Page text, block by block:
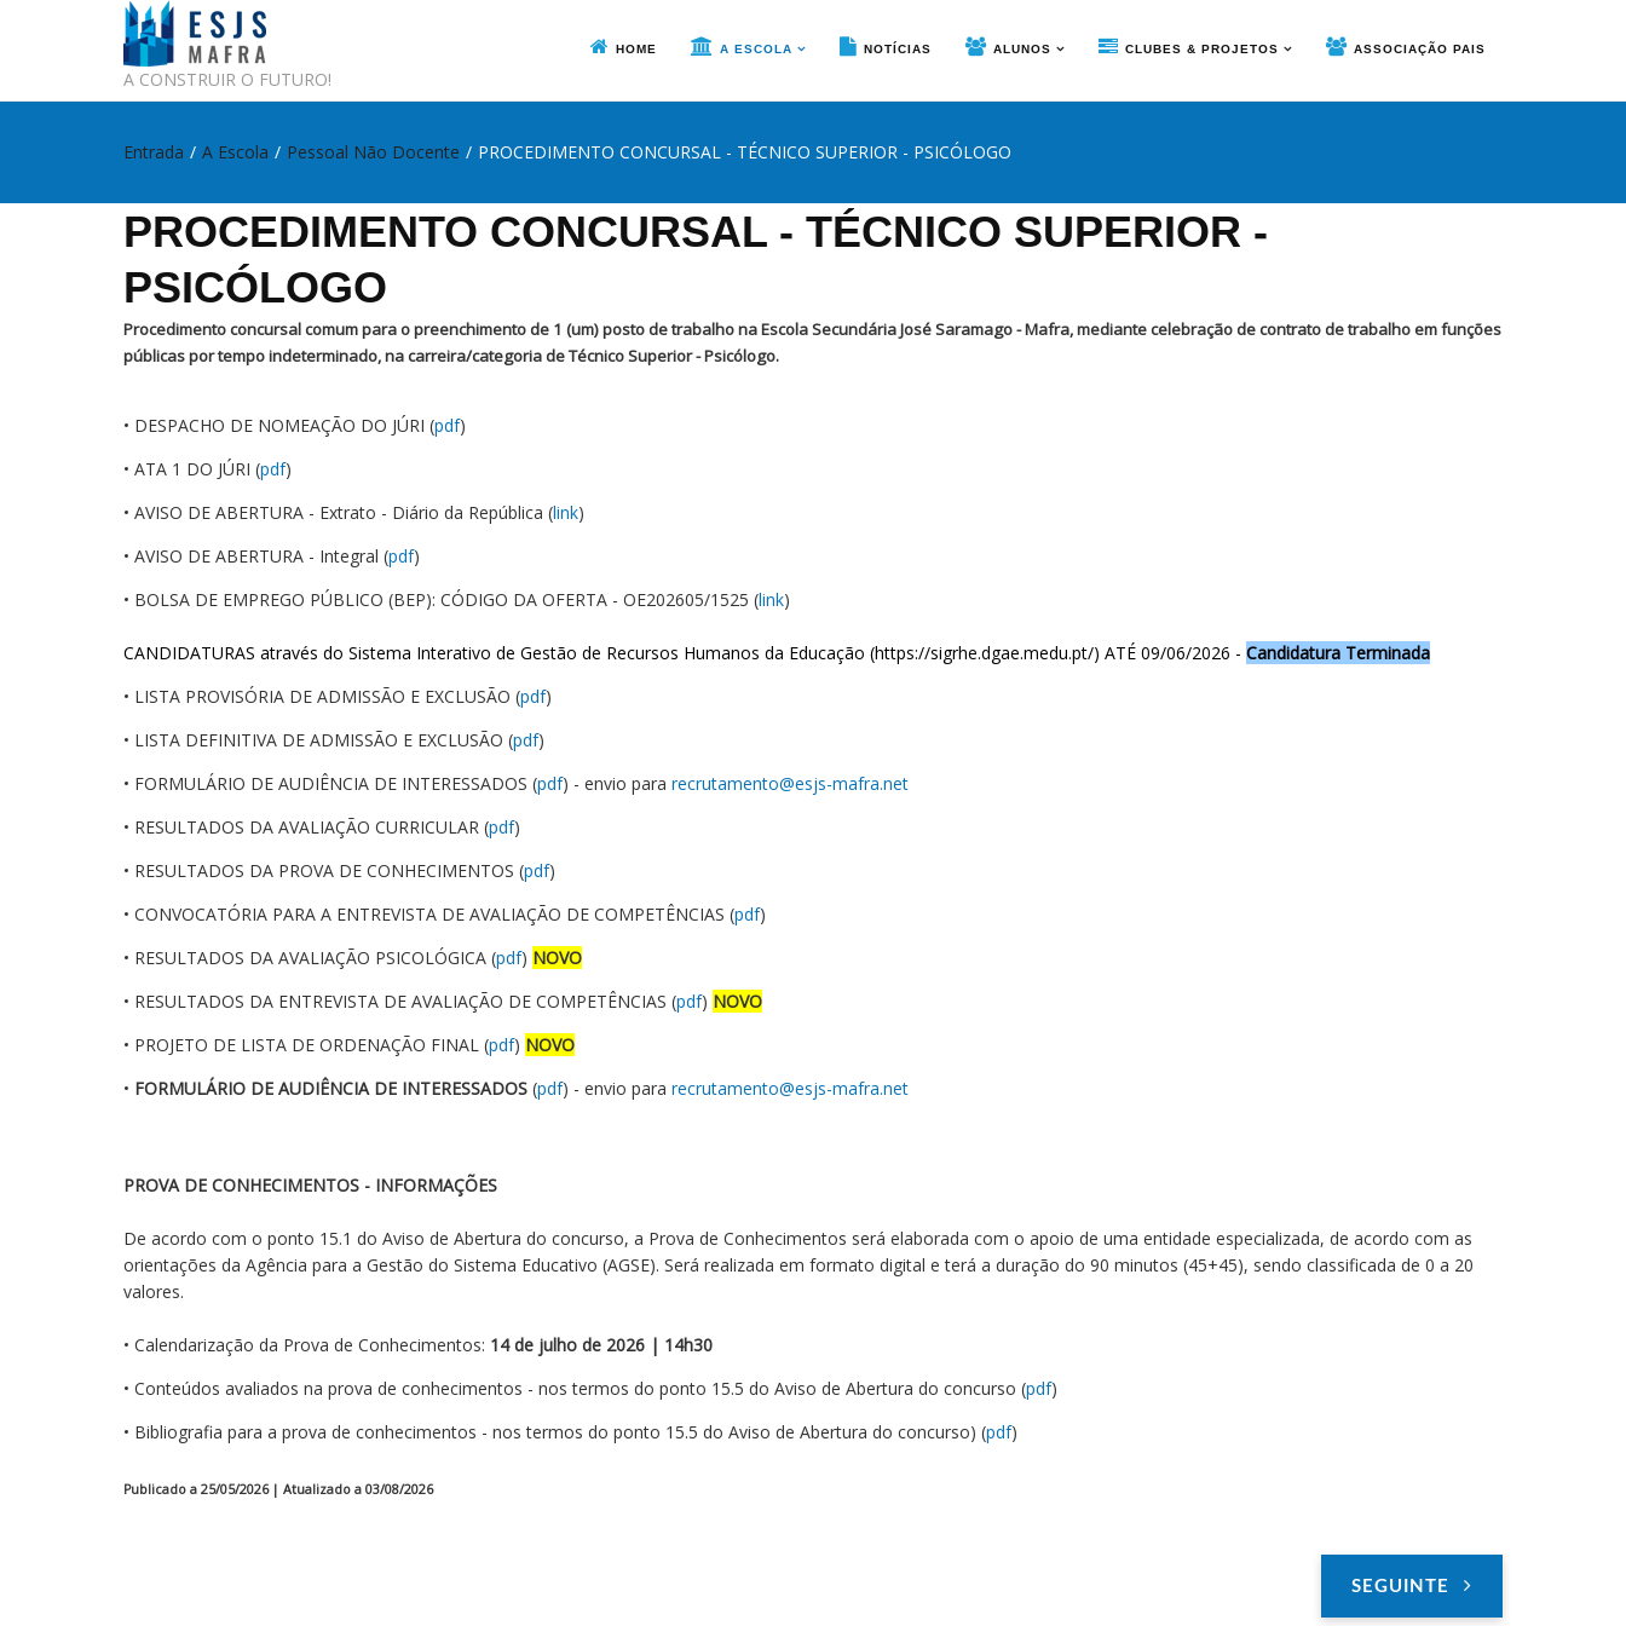
A CONSTRUIR O FUTURO!
HOME A ESCOLA NOTÍCIAS ALUNOS CLUBES & PROJETOS ASSOCIAÇÃO PAIS
Entrada / A Escola / Pessoal Não Docente / PROCEDIMENTO CONCURSAL - TÉCNICO SUPERIOR - PSICÓLOGO
PROCEDIMENTO CONCURSAL - TÉCNICO SUPERIOR -
PSICÓLOGO
Procedimento concursal comum para o preenchimento de 1 (um) posto de trabalho na Escola Secundária José Saramago - Mafra, mediante celebração de contrato de trabalho em funções
públicas por tempo indeterminado, na carreira/categoria de Técnico Superior - Psicólogo.
• DESPACHO DE NOMEAÇÃO DO JÚRI (pdf)
• ATA 1 DO JÚRI (pdf)
• AVISO DE ABERTURA - Extrato - Diário da República (link)
• AVISO DE ABERTURA - Integral (pdf)
• BOLSA DE EMPREGO PÚBLICO (BEP): CÓDIGO DA OFERTA - OE202605/1525 (link)
CANDIDATURAS através do Sistema Interativo de Gestão de Recursos Humanos da Educação (https://sigrhe.dgae.medu.pt/) ATÉ 09/06/2026 - Candidatura Terminada
• LISTA PROVISÓRIA DE ADMISSÃO E EXCLUSÃO (pdf)
• LISTA DEFINITIVA DE ADMISSÃO E EXCLUSÃO (pdf)
• FORMULÁRIO DE AUDIÊNCIA DE INTERESSADOS (pdf) - envio para recrutamento@esjs-mafra.net
• RESULTADOS DA AVALIAÇÃO CURRICULAR (pdf)
• RESULTADOS DA PROVA DE CONHECIMENTOS (pdf)
• CONVOCATÓRIA PARA A ENTREVISTA DE AVALIAÇÃO DE COMPETÊNCIAS (pdf)
• RESULTADOS DA AVALIAÇÃO PSICOLÓGICA (pdf) NOVO
• RESULTADOS DA ENTREVISTA DE AVALIAÇÃO DE COMPETÊNCIAS (pdf) NOVO
• PROJETO DE LISTA DE ORDENAÇÃO FINAL (pdf) NOVO
• FORMULÁRIO DE AUDIÊNCIA DE INTERESSADOS (pdf) - envio para recrutamento@esjs-mafra.net
PROVA DE CONHECIMENTOS - INFORMAÇÕES
De acordo com o ponto 15.1 do Aviso de Abertura do concurso, a Prova de Conhecimentos será elaborada com o apoio de uma entidade especializada, de acordo com as
orientações da Agência para a Gestão do Sistema Educativo (AGSE). Será realizada em formato digital e terá a duração do 90 minutos (45+45), sendo classificada de 0 a 20
valores.
• Calendarização da Prova de Conhecimentos: 14 de julho de 2026 | 14h30
• Conteúdos avaliados na prova de conhecimentos - nos termos do ponto 15.5 do Aviso de Abertura do concurso (pdf)
• Bibliografia para a prova de conhecimentos - nos termos do ponto 15.5 do Aviso de Abertura do concurso) (pdf)
Publicado a 25/05/2026 | Atualizado a 03/08/2026
SEGUINTE